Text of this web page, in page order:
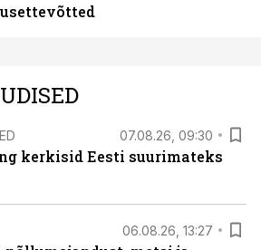
07.08.26, 09:30
kerkisid Eesti suurimateks
06.08.26, 13:27